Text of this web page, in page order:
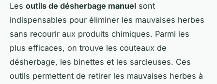
Les outils de désherbage manuel sont
indispensables pour éliminer les mauvaises herbes
sans recourir aux produits chimiques. Parmi les
plus efficaces, on trouve les couteaux de
désherbage, les binettes et les sarcleuses. Ces
outils permettent de retirer les mauvaises herbes à